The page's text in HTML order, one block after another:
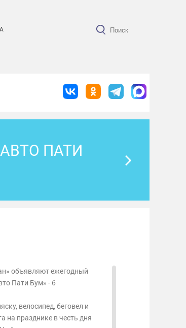
ПАТИ
объявляют ежегодный
Пати Бум» - 6
велосипед, беговел и
на празднике в честь дня